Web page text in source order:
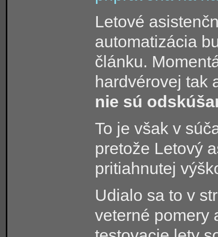
Letové
automatizácia
článku.
hardvérovej tak
nie sú
To je však v
pretože Letový
pritiahnutej
Udialo sa to v
veterné pomery